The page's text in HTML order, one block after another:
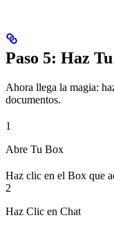
Paso 5: Haz
Ahora llega la magia:
documentos.
1
Abre Tu Box
Haz clic en el Box que
2
Haz Clic en Chat